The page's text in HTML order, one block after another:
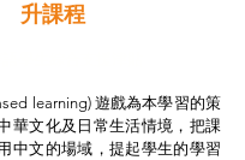
升課程
learning) 遊戲為本學習的策
華文化及日常生活情境，把課
中文的場域，提起學生的學習